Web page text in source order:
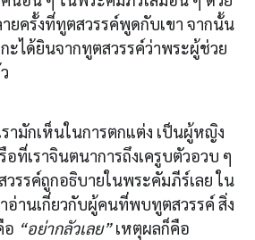
ยครั้งที่ทูตสวรรค์พูดกับเขา จากนั้น
ะได้ยินจากทูตสวรรค์ว่าพระผู้ช่วย
ามักเห็นในการตกแต่ง เป็นผู้หญิง
ที่เราจินตนาการถึงเครูบตัวอวบ ๆ
รรค์ถูกอธิบายในพระคัมภีร์เลย ใน
อ่านเกี่ยวกับผู้คนที่พบทูตสวรรค์ สิ่ง
อ “อย่ากลัวเลย”เหตุผลก็คือ